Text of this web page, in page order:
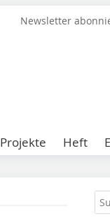
Newsletter
Projekte Heft